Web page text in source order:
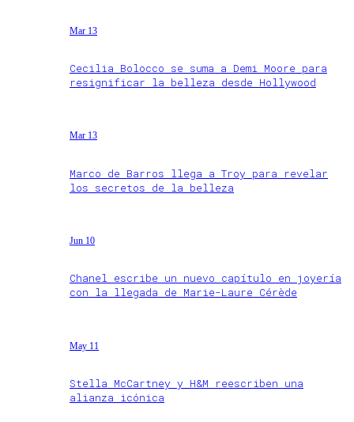
Mar 13
Cecilia Bolocco se suma a Demi Moore para
resignificar la belleza desde Hollywood
Mar 13
Marco de Barros llega a Troy para revelar
los secretos de la belleza
Jun 10
Chanel escribe un nuevo capítulo en joyería
con la llegada de Marie-Laure Cérède
May 11
Stella McCartney y H&M reescriben una
alianza icónica